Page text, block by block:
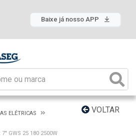
Baixe já nosso APP
VOLTAR
ELÉTRICAS
7" GWS 25 180 2500W